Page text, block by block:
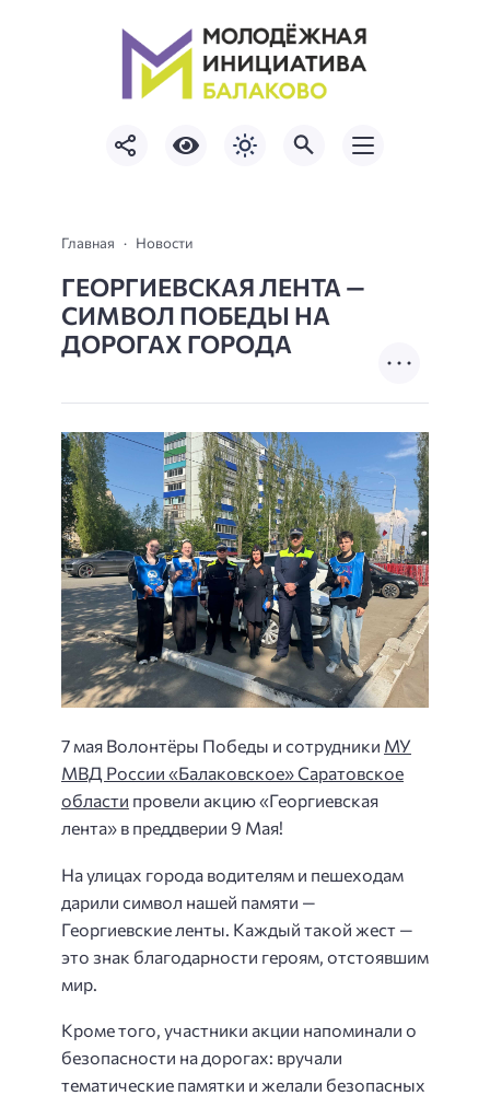
Главная Новости
ГЕОРГИЕВСКАЯ ЛЕНТА —
СИМВОЛ ПОБЕДЫ НА
ДОРОГАХ ГОРОДА
7 мая Волонтёры Победы и сотрудники МУ
МВД России «Балаковское» Саратовское
области провели акцию «Георгиевская
лента» в преддверии 9 Мая!
На улицах города водителям и пешеходам
дарили символ нашей памяти —
Георгиевские ленты. Каждый такой жест —
это знак благодарности героям, отстоявшим
мир.
Кроме того, участники акции напоминали о
безопасности на дорогах: вручали
тематические памятки и желали безопасных